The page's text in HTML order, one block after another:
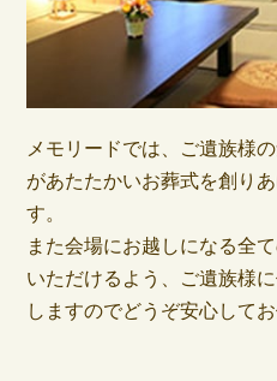
メモリードでは、ご遺族様
があたたかいお葬式を創り
す。
また会場にお越しになる全
いただけるよう、ご遺族様
しますのでどうぞ安心してお